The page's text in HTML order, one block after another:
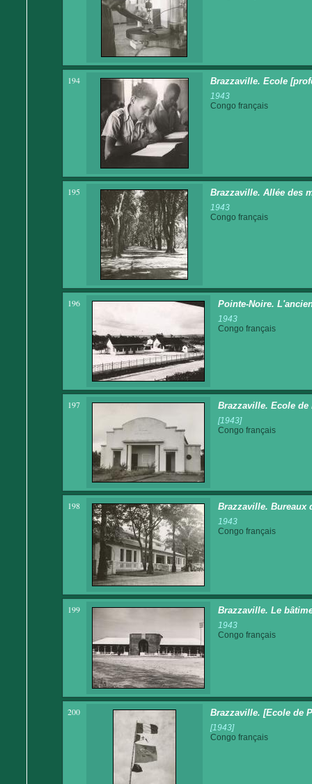
194 Brazzaville. Ecole
1943
Congo français
195 Brazzaville. Allée des
1943
Congo français
196 Pointe-Noire.
1943
Congo français
197 Brazzaville. Ecole de
[1943]
Congo français
198 Brazzaville. Bureaux
1943
Congo français
199 Brazzaville. Le
1943
Congo français
200 Brazzaville. [Ecole de
[1943]
Congo français